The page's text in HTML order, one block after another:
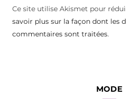
Ce site utilise Akismet pour
savoir plus sur la façon dont les
commentaires sont traitées.
MODE